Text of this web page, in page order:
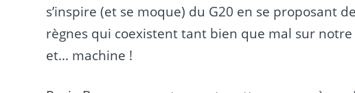
s’inspire (et se moque) du G20 en se proposant
règnes qui coexistent tant bien que mal sur
et… machine !